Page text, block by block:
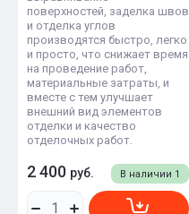
поверхностей, заделка швов
и отделка углов
производятся быстро, легко
и просто, что снижает время
на проведение работ,
материальные затраты, и
вместе с тем улучшает
внешний вид элементов
отделки и качество
отделочных работ.
В наличии 1
2 400 руб.